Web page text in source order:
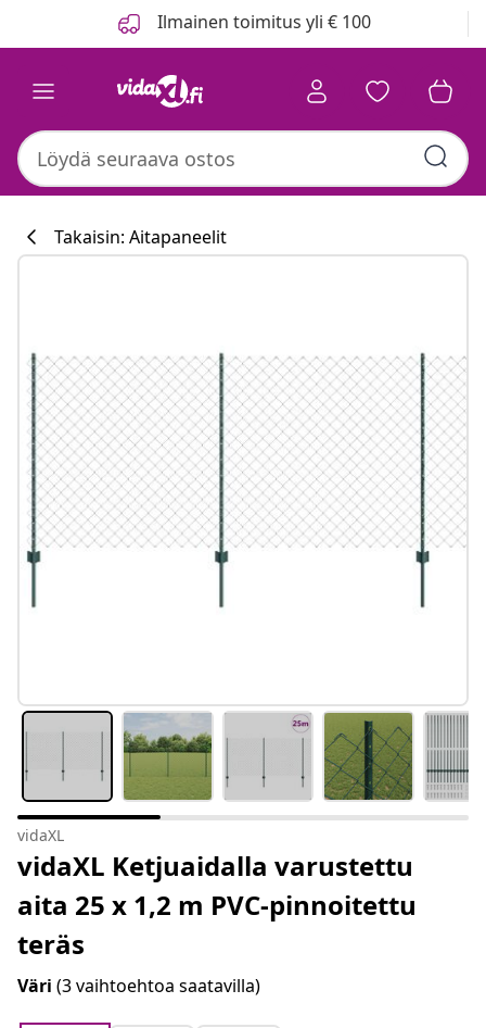
Ilmainen toimitus yli € 100
#sharemevidaxl
Takaisin: Aitapaneelit
vidaXL
vidaXL Ketjuaidalla varustettu
aita 25 x 1,2 m PVC-pinnoitettu
teräs
Väri (3 vaihtoehtoa saatavilla)